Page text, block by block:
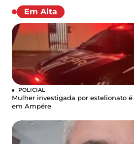
Em Alta
POLICIAL
Mulher investigada por estelionato
em Ampére